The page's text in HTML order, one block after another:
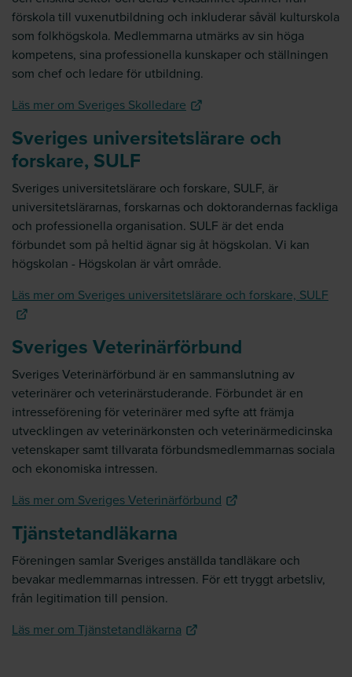
förskola till vuxenutbildning och inkluderar såväl kulturskola
som folkhögskola. Medlemmarna utmärks av sin höga
kompetens, sina professionella kunskaper och ställningen
som chef och ledare för utbildning.
Läs mer om Sveriges Skolledare
Sveriges universitetslärare och
forskare, SULF
Sveriges universitetslärare och forskare, SULF, är
universitetslärarnas, forskarnas och doktorandernas fackliga
och professionella organisation. SULF är det enda
förbundet som på heltid ägnar sig åt högskolan. Vi kan
högskolan - Högskolan är vårt område.
Läs mer om Sveriges universitetslärare och forskare, SULF
Sveriges Veterinärförbund
Sveriges Veterinärförbund är en sammanslutning av
veterinärer och veterinärstuderande. Förbundet är en
intresseförening för veterinärer med syfte att främja
utvecklingen av veterinärkonsten och veterinärmedicinska
vetenskaper samt tillvarata förbundsmedlemmarnas sociala
och ekonomiska intressen.
Läs mer om Sveriges Veterinärförbund
Tjänstetandläkarna
Föreningen samlar Sveriges anställda tandläkare och
bevakar medlemmarnas intressen. För ett tryggt arbetsliv,
från legitimation till pension.
Läs mer om Tjänstetandläkarna